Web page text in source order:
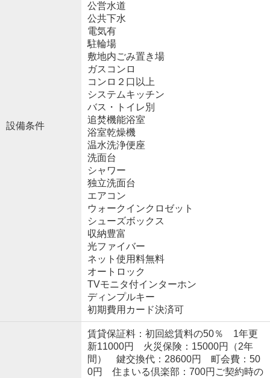
設備条件
公営水道
公共下水
電気有
駐輪場
敷地内ごみ置き場
ガスコンロ
コンロ２口以上
システムキッチン
バス・トイレ別
追焚機能浴室
浴室乾燥機
温水洗浄便座
洗面台
シャワー
独立洗面台
エアコン
ウォークインクロゼット
シューズボックス
収納豊富
光ファイバー
ネット使用料無料
オートロック
TVモニタ付インターホン
ディンプルキー
初期費用カード決済可
賃貸保証料：初回総賃料の50％ 1年更
新11000円 火災保険：15000円（2年
間） 鍵交換代：28600円 町会費：50
0円 住まいる倶楽部：700円ご契約時の